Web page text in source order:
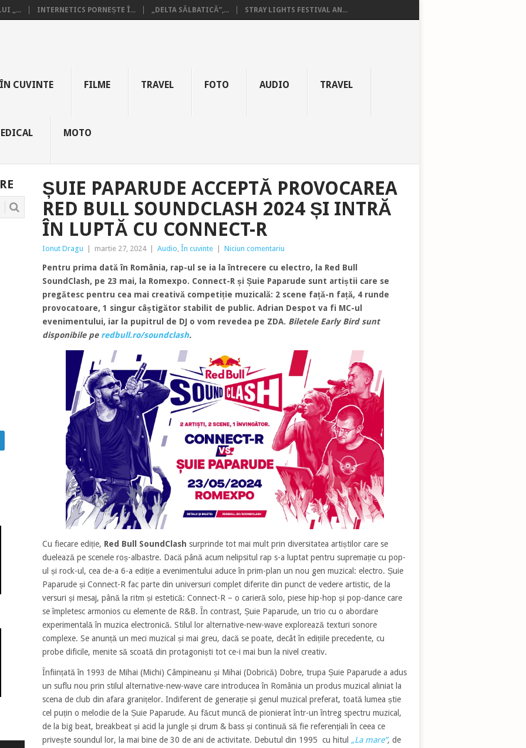
„... INTERNETICS PORNEȘTE Î... „DELTA SĂLBATICĂ”,... STRAY LIGHTS FESTIVAL AN...
ÎN CUVINTE FILME TRAVEL FOTO AUDIO TRAVEL
MOTO
ȘUIE PAPARUDE ACCEPTĂ PROVOCAREA
RED BULL SOUNDCLASH 2024 ȘI INTRĂ
ÎN LUPTĂ CU CONNECT-R
Ionut Dragu martie 27, 2024 Audio, În cuvinte Niciun comentariu
Pentru prima dată în România, rap-ul se ia la întrecere cu electro, la Red Bull
SoundClash, pe 23 mai, la Romexpo. Connect-R și Șuie Paparude sunt artiștii care se
pregătesc pentru cea mai creativă competiție muzicală: 2 scene față-n față, 4 runde
provocatoare, 1 singur câștigător stabilit de public. Adrian Despot va fi MC-ul
evenimentului, iar la pupitrul de DJ o vom revedea pe ZDA. Biletele Early Bird sunt
disponibile pe redbull.ro/soundclash.
Cu fiecare ediție, Red Bull SoundClash surprinde tot mai mult prin diversitatea artiștilor care se
duelează pe scenele roș-albastre. Dacă până acum nelipsitul rap s-a luptat pentru supremație cu pop-
ul și rock-ul, cea de-a 6-a ediție a evenimentului aduce în prim-plan un nou gen muzical: electro. Șuie
Paparude și Connect-R fac parte din universuri complet diferite din punct de vedere artistic, de la
versuri și mesaj, până la ritm și estetică: Connect-R – o carieră solo, piese hip-hop și pop-dance care
se împletesc armonios cu elemente de R&B. În contrast, Șuie Paparude, un trio cu o abordare
experimentală în muzica electronică. Stilul lor alternative-new-wave explorează texturi sonore
complexe. Se anunță un meci muzical și mai greu, dacă se poate, decât în edițiile precedente, cu
probe dificile, menite să scoată din protagoniști tot ce-i mai bun la nivel creativ.
Înființată în 1993 de Mihai (Michi) Câmpineanu și Mihai (Dobrică) Dobre, trupa Șuie Paparude a adus
un suflu nou prin stilul alternative-new-wave care introducea în România un produs muzical aliniat la
scena de club din afara granițelor. Indiferent de generație și genul muzical preferat, toată lumea știe
cel puțin o melodie de la Șuie Paparude. Au făcut muncă de pionierat într-un întreg spectru muzical,
de la big beat, breakbeat și acid la jungle și drum & bass și continuă să fie referențiali în ceea ce
privește soundul lor, la mai bine de 30 de ani de activitate. Debutul din 1995 cu hitul „La mare”, de